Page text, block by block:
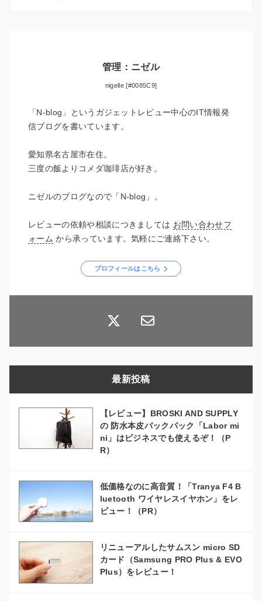
管理：ニゼル
nigelle [#0085C9]
「N-blog」というガジェットレビュー中心のIT情報発
信ブログを書いています。
愛知県名古屋市在住。
三度の飯よりコメダ珈琲店が好き。
ニゼルのブログなので「N-blog」。
レビューの依頼や相談につきましては お問い合わせフ
ォーム から承っています。気軽にご連絡下さい。
プロフィールはこちら
最新投稿
【レビュー】BROSKI AND SUPPLY
の 防水本皮バックパック「Labor mi
ni」はビジネスでも使えるぞ！（P
R）
低価格なのに高音質！「Tranya F4 B
luetooth ワイヤレスイヤホン」をレ
ビュー！（PR）
リニューアルしたサムスン micro SD
カード（Samsung PRO Plus & EVO
Plus）をレビュー！